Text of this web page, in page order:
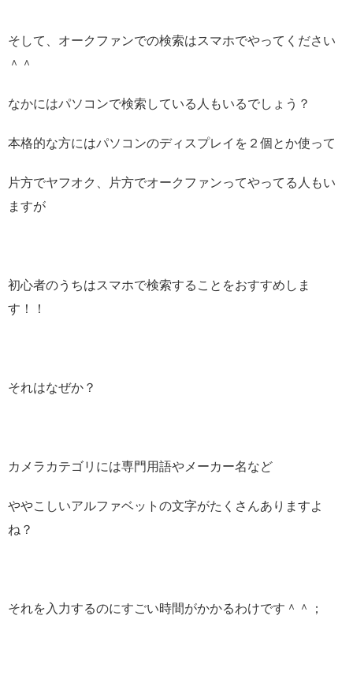
そして、オークファンでの検索はスマホでやってください
＾＾
なかにはパソコンで検索している人もいるでしょう？
本格的な方にはパソコンのディスプレイを２個とか使って
片方でヤフオク、片方でオークファンってやってる人もい
ますが
初心者のうちはスマホで検索することをおすすめしま
す！！
それはなぜか？
カメラカテゴリには専門用語やメーカー名など
ややこしいアルファベットの文字がたくさんありますよ
ね？
それを入力するのにすごい時間がかかるわけです＾＾；